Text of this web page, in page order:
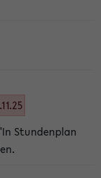
Stundenplan